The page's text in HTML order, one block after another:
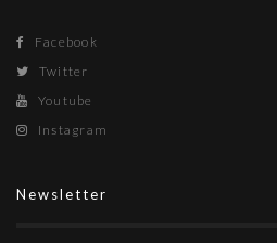
Facebook
Twitter
Youtube
Instagram
Newsletter